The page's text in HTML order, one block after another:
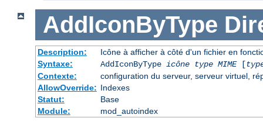
AddIconByType
Description:
Icône à afficher à côté d'un fichier en
Syntaxe:
AddIconByType icône type MIME[
Contexte:
configuration du serveur, serveur virtuel,
AllowOverride: Indexes
Statut:
Base
Module:
mod_autoindex